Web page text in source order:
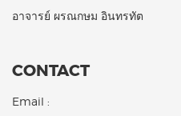
อาจารย์ ผรณกษม อินทรทัต
CONTACT
Email :